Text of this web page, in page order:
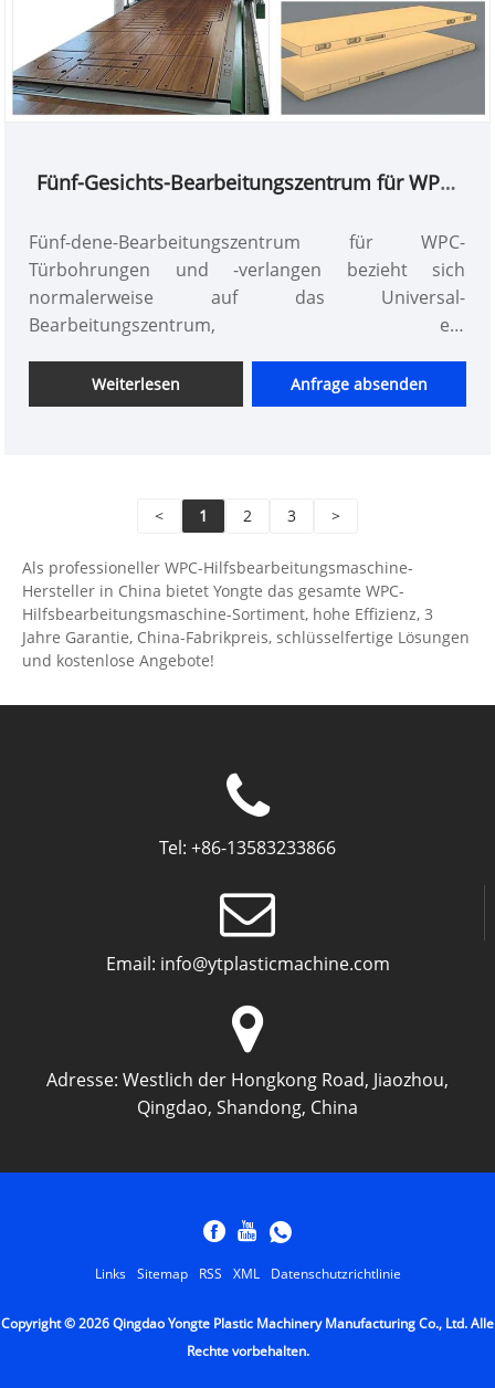
Fünf-Gesichts-Bearbeitungszentrum für WPC-
Fünf-dene-Bearbeitungszentrum für WPC-
Türbohrungen und -verlangen bezieht sich
normalerweise auf das Universal-
Bearbeitungszentrum, ein
vertikalen Bearbeitungszentrums und des
horizontalen Bearbeitungszentrums. Nachdem das
abgeschlossen werden.
Weiterlesen Anfrage absenden
< 1 2 3 >
Als professioneller WPC-Hilfsbearbeitungsmaschine-
Hersteller in China bietet Yongte das gesamte WPC-
Hilfsbearbeitungsmaschine-Sortiment, hohe Effizienz, 3
Jahre Garantie, China-Fabrikpreis, schlüsselfertige Lösungen
und kostenlose Angebote!
Tel: +86-13583233866
Email: info@ytplasticmachine.com
Adresse: Westlich der Hongkong Road, Jiaozhou,
Qingdao, Shandong, China
Links Sitemap RSS XML Datenschutzrichtlinie
Copyright © 2026 Qingdao Yongte Plastic Machinery Manufacturing Co., Ltd. Alle
Rechte vorbehalten.